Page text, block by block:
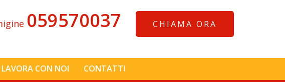
059570037 CHIAMA ORA
LAVORA CON NOI CONTATTI